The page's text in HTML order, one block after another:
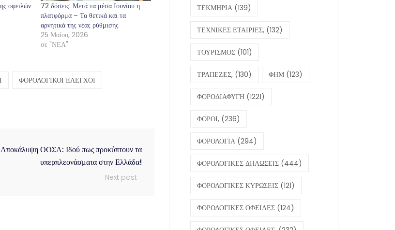
οφειλών
72 δόσεις: Μετά τα μέσα Ιουνίου η
πλατφόρμα – Τα θετικά και τα
αρνητικά της νέας ρύθμισης
25 Μαΐου, 2026
σε "ΝΕΑ"
ΦΟΡΟΛΟΓΙΚΟΙ ΕΛΕΓΧΟΙ
Αποκάλυψη ΟΟΣΑ: Ιδού πως προκύπτουν τα
υπερπλεονάσματα στην Ελλάδα!
Next post
ΤΕΚΜΗΡΙΑ (139)
ΤΕΧΝΙΚΕΣ ΕΤΑΙΡΙΕΣ, (132)
ΤΟΥΡΙΣΜΟΣ (101)
ΤΡΑΠΕΖΕΣ, (130) ΦΗΜ (123)
ΦΟΡΟΔΙΑΦΥΓΗ (1221)
ΦΟΡΟΙ, (236)
ΦΟΡΟΛΟΓΙΑ (294)
ΦΟΡΟΛΟΓΙΚΕΣ ΔΗΛΩΣΕΙΣ (444)
ΦΟΡΟΛΟΓΙΚΕΣ ΚΥΡΩΣΕΙΣ (121)
ΦΟΡΟΛΟΓΙΚΕΣ ΟΦΕΙΛΕΣ (124)